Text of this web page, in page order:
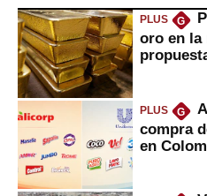
PLUS G
oro en la
PLUS G
compra
en